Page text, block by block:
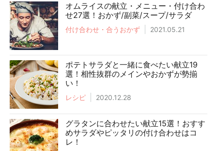
オムライスの献立・メニュー・付け合わ
せ27選！おかず/副菜/スープ/サラダ
付け合わせ・合うおかず 2021.05.21
ポテトサラダと一緒に食べたい献立19
選！相性抜群のメインやおかずが勢揃
い！
レシピ 2020.12.28
グラタンに合わせたい献立15選！おすす
めサラダやピッタリの付け合わせはコ
レ！